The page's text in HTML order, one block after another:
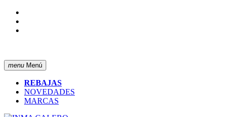
menu Menú
REBAJAS
NOVEDADES
MARCAS